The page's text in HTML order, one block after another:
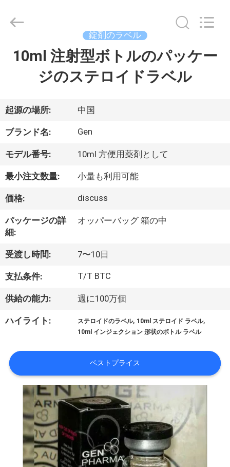
家
ロ
ダ
ク
ト
達
に
つ
い
工
場
2017
(Xiamen)
Industry
錠剤のラベル
10ml 注射型ボトルのパッケー
ジのステロイドラベル
起源の場所: 中国
ブランド名: Gen
モデル番号: 10ml 方便用薬剤として
最小注文数量: 小量も利用可能
価格: discuss
パッケージの詳
細:
オッパーバッグ 箱の中
受渡し時間: 7〜10日
支払条件: T/T BTC
供給の能力: 週に100万個
ハイライト: ステロイドのラベル, 10ml ステロイド ラベル,
10ml インジェクション 形状のボトル ラベル
ベストプライス